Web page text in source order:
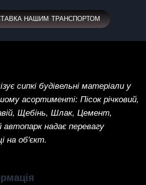
НАШИМ ТРАНСПОРТОМ
сипкі будівельні матеріали у
асортименті: Пісок річковий,
Щебінь, Шлак, Цемент,
надає перевагу
на об'єкт.